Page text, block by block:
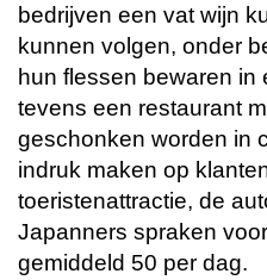
bedrijven een vat wijn
kunnen volgen, onder
hun flessen bewaren in
tevens een restaurant
geschonken worden in
indruk maken op
toeristenattractie, de
Japanners spraken
gemiddeld 50 per dag.